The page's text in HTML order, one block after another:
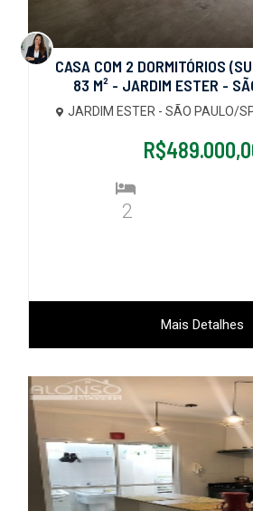
CASA COM 2 DORMITÓRIOS
83 M² - JARDIM ESTER -
JARDIM ESTER - SÃO PAULO/
2
Mais Detalhes